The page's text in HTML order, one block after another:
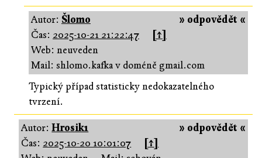
» odpovědět «
Autor: Šlomo
Čas: 2025-10-21 21:22:47
[↑]
Web: neuveden
Mail: shlomo.kafka v doméně gmail.com
Typický případ statisticky nedokazatelného
tvrzení.
» odpovědět «
Autor:Hrosik1
Čas: 2025-10-20 10:01:07
[↑]